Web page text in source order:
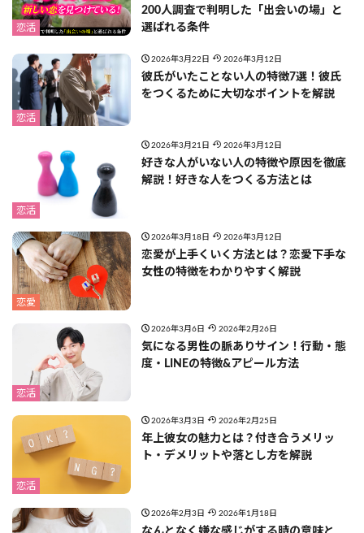
恋活
200人調査で判明した「出会いの場」と
選ばれる条件
恋活
2026年3月22日 2026年3月12日
彼氏がいたことない人の特徴7選！彼氏
をつくるために大切なポイントを解説
恋活
2026年3月21日 2026年3月12日
好きな人がいない人の特徴や原因を徹底
解説！好きな人をつくる方法とは
恋愛
2026年3月18日 2026年3月12日
恋愛が上手くいく方法とは？恋愛下手な
女性の特徴をわかりやすく解説
恋活
2026年3月6日 2026年2月26日
気になる男性の脈ありサイン！行動・態
度・LINEの特徴&アピール方法
恋活
2026年3月3日 2026年2月25日
年上彼女の魅力とは？付き合うメリッ
ト・デメリットや落とし方を解説
2026年2月3日 2026年1月18日